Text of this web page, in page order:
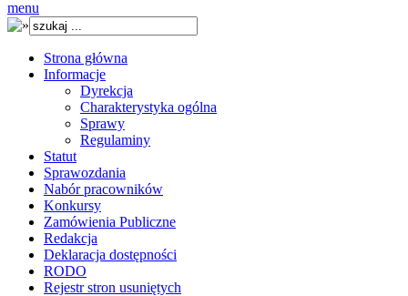
menu
Strona główna
Informacje
Dyrekcja
Charakterystyka ogólna
Sprawy
Regulaminy
Statut
Sprawozdania
Nabór pracowników
Konkursy
Zamówienia Publiczne
Redakcja
Deklaracja dostępności
RODO
Rejestr stron usuniętych